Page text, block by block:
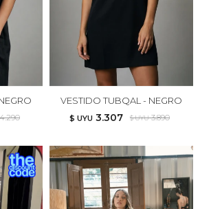
4.290
VESTIDO TUBQAL - NEGRO
$ UYU 3.307 $ UYU 3.890